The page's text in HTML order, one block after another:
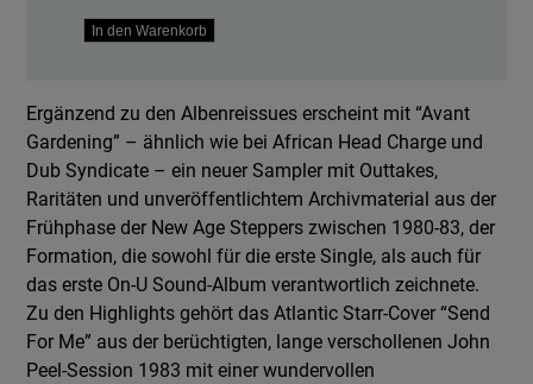
Avant
In den Warenkorb
Ergänzend zu den Albenreissues erscheint mit “Avant
Gardening” – ähnlich wie bei African Head Charge und
Dub Syndicate – ein neuer Sampler mit Outtakes,
Raritäten und unveröffentlichtem Archivmaterial aus der
Frühphase der New Age Steppers zwischen 1980-83, der
Formation, die sowohl für die erste Single, als auch für
das erste On-U Sound-Album verantwortlich zeichnete.
Zu den Highlights gehört das Atlantic Starr-Cover “Send
For Me” aus der berüchtigten, lange verschollenen John
Peel-Session 1983 mit einer wundervollen